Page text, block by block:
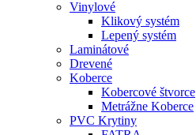
Vinylové
Klikový systém
Lepený systém
Laminátové
Drevené
Koberce
Kobercové štvorce
Metrážne Koberce
PVC Krytiny